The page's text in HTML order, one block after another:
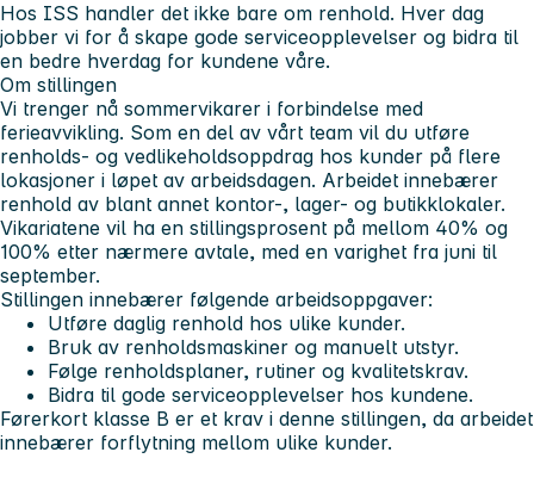
Hos ISS handler det ikke bare om renhold. Hver dag
jobber vi for å skape gode serviceopplevelser og bidra til
en bedre hverdag for kundene våre.
Om stillingen
Vi trenger nå sommervikarer i forbindelse med
ferieavvikling. Som en del av vårt team vil du utføre
renholds- og vedlikeholdsoppdrag hos kunder på flere
lokasjoner i løpet av arbeidsdagen. Arbeidet innebærer
renhold av blant annet kontor-, lager- og butikklokaler.
Vikariatene vil ha en stillingsprosent på mellom 40% og
100% etter nærmere avtale, med en varighet fra juni til
september.
Stillingen innebærer følgende arbeidsoppgaver:
Utføre daglig renhold hos ulike kunder.
Bruk av renholdsmaskiner og manuelt utstyr.
Følge renholdsplaner, rutiner og kvalitetskrav.
Bidra til gode serviceopplevelser hos kundene.
Førerkort klasse B er et krav i denne stillingen, da arbeidet
innebærer forflytning mellom ulike kunder.